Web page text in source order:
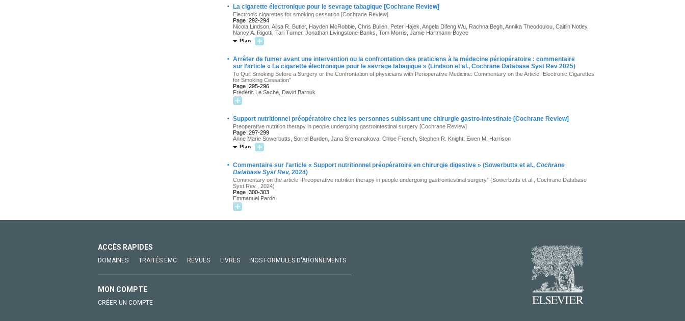
· La cigarette électronique pour le sevrage tabagique [Cochrane Review]
Electronic cigarettes for smoking cessation [Cochrane Review]
Page :292-294
Nicola Lindson, Ailsa R. Butler, Hayden McRobbie, Chris Bullen, Peter Hajek, Angela Difeng Wu, Rachna Begh, Annika Theodoulou, Caitlin Notley,
Nancy A. Rigotti, Tari Turner, Jonathan Livingstone-Banks, Tom Morris, Jamie Hartmann-Boyce
Plan
· Arrêter de fumer avant une intervention ou la confrontation des praticiens à la médecine périopératoire : commentaire
sur l’article « La cigarette électronique pour le sevrage tabagique » (Lindson et al., Cochrane Database Syst Rev 2025)
To Quit Smoking Before a Surgery or the Confrontation of physicians with Perioperative Medicine: Commentary on the Article “Electronic Cigarettes
for Smoking Cessation”
Page :295-296
Frédéric Le Saché, David Barouk
· Support nutritionnel préopératoire chez les personnes subissant une chirurgie gastro-intestinale [Cochrane Review]
Preoperative nutrition therapy in people undergoing gastrointestinal surgery [Cochrane Review]
Page :297-299
Anne Marie Sowerbutts, Sorrel Burden, Jana Sremanakova, Chloe French, Stephen R. Knight, Ewen M. Harrison
Plan
· Commentaire sur l’article « Support nutritionnel préopératoire en chirurgie digestive » (Sowerbutts et al., Cochrane
Database Syst Rev, 2024)
Commentary on the article “Preoperative nutrition therapy in people undergoing gastrointestinal surgery” (Sowerbutts et al., Cochrane Database
Syst Rev , 2024)
Page :300-303
Emmanuel Pardo
ACCÈS RAPIDES
DOMAINES TRAITÉS EMC REVUES LIVRES NOS FORMULES D'ABONNEMENTS
MON COMPTE
CRÉER UN COMPTE